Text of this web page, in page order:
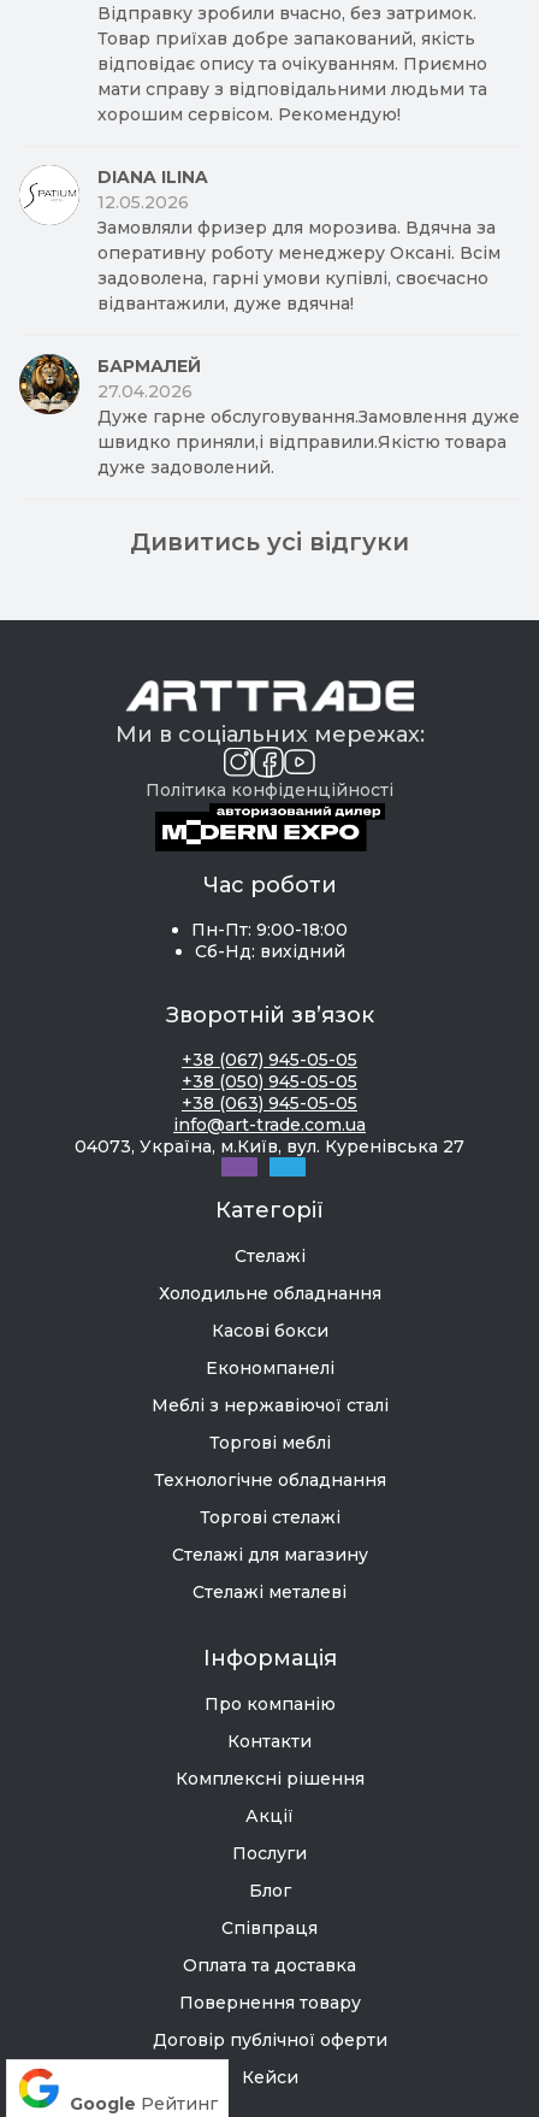
Відправку зробили вчасно, без затримок.
Товар приїхав добре запакований, якість
відповідає опису та очікуванням. Приємно
мати справу з відповідальними людьми та
хорошим сервісом. Рекомендую!
DIANA ILINA
12.05.2026
Замовляли фризер для морозива. Вдячна за
оперативну роботу менеджеру Оксані. Всім
задоволена, гарні умови купівлі, своєчасно
відвантажили, дуже вдячна!
БАРМАЛЕЙ
27.04.2026
Дуже гарне обслуговування.Замовлення дуже
швидко приняли,і відправили.Якістю товара
дуже задоволений.
Дивитись усі відгуки
Ми в соціальних мережах:
Політика конфіденційності
Час роботи
Пн-Пт: 9:00-18:00
Сб-Нд: вихідний
Зворотній зв’язок
+38 (067) 945-05-05
+38 (050) 945-05-05
+38 (063) 945-05-05
info@art-trade.com.ua
04073, Україна, м.Київ, вул. Куренівська 27
Категорії
Стелажі
Холодильне обладнання
Касові бокси
Економпанелі
Меблі з нержавіючої сталі
Торгові меблі
Технологічне обладнання
Торгові стелажі
Стелажі для магазину
Стелажі металеві
Інформація
Про компанію
Контакти
Комплексні рішення
Акції
Послуги
Блог
Співпраця
Оплата та доставка
Повернення товару
Договір публічної оферти
Кейси
Google Рейтинг